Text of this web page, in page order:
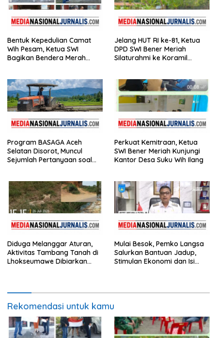
Bentuk Kepedulian Camat
Wih Pesam, Ketua SWI
Bagikan Bendera Merah
Jelang HUT RI ke-81, Ketua
DPD SWI Bener Meriah
Silaturahmi ke Koramil
Program BASAGA Aceh
Selatan Disorot, Muncul
Sejumlah Pertanyaan soal
Perkuat Kemitraan, Ketua
SWI Bener Meriah Kunjungi
Kantor Desa Suku Wih Ilang
Diduga Melanggar Aturan,
Aktivitas Tambang Tanah di
Lhokseumawe Dibiarkan
Mulai Besok, Pemko Langsa
Salurkan Bantuan Jadup,
Stimulan Ekonomi dan Isi
Rekomendasi untuk kamu